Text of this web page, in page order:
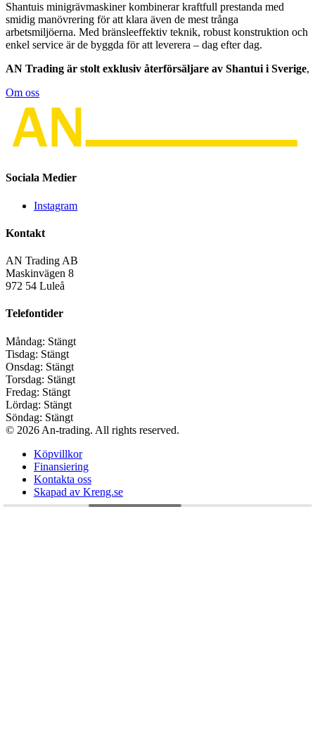
Shantuis minigrävmaskiner kombinerar kraftfull prestanda med
smidig manövrering för att klara även de mest trånga
arbetsmiljöerna. Med bränsleeffektiv teknik, robust konstruktion och
enkel service är de byggda för att leverera – dag efter dag.
AN Trading är stolt exklusiv återförsäljare av Shantui i Sverige,
Om oss
Sociala Medier
Instagram
Kontakt
AN Trading AB
Maskinvägen 8
972 54 Luleå
Telefontider
Måndag: Stängt
Tisdag: Stängt
Onsdag: Stängt
Torsdag: Stängt
Fredag: Stängt
Lördag: Stängt
Söndag: Stängt
© 2026 An-trading. All rights reserved.
Köpvillkor
Finansiering
Kontakta oss
Skapad av Kreng.se